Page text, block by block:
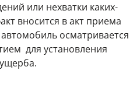
или нехватки каких-
вносится в акт приема
осматривается
для установления